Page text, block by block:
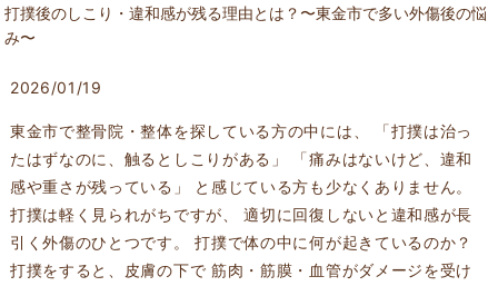
打撲後のしこり・違和感が残る理由とは？〜東金市で多い外傷後の悩
み〜
2026/01/19
東金市で整骨院・整体を探している方の中には、 「打撲は治っ
たはずなのに、触るとしこりがある」 「痛みはないけど、違和
感や重さが残っている」 と感じている方も少なくありません。
打撲は軽く見られがちですが、 適切に回復しないと違和感が長
引く外傷のひとつです。 打撲で体の中に何が起きているのか？
打撲をすると、皮膚の下で 筋肉・筋膜・血管がダメージを受け